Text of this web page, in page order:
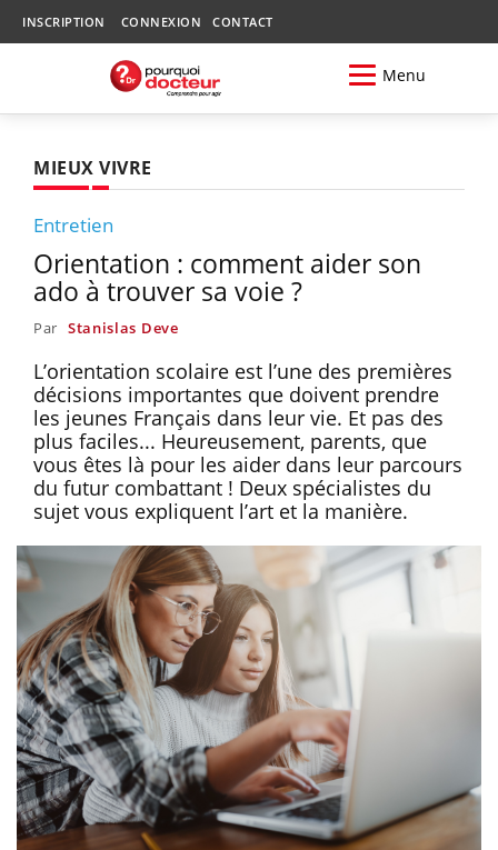
INSCRIPTION CONNEXION CONTACT
Menu
MIEUX VIVRE
Entretien
Orientation : comment aider son
ado à trouver sa voie ?
Par Stanislas Deve
L’orientation scolaire est l’une des premières
décisions importantes que doivent prendre
les jeunes Français dans leur vie. Et pas des
plus faciles... Heureusement, parents, que
vous êtes là pour les aider dans leur parcours
du futur combattant ! Deux spécialistes du
sujet vous expliquent l’art et la manière.